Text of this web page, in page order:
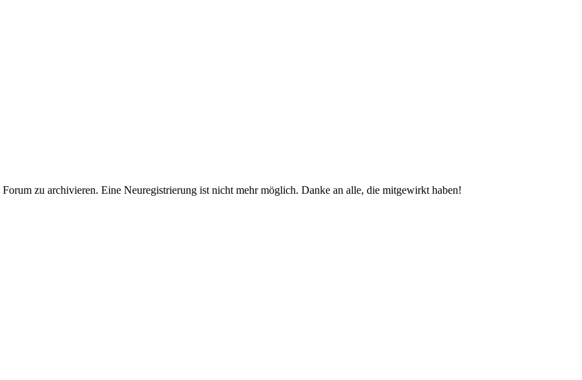
zu archivieren. Eine Neuregistrierung ist nicht mehr möglich. Danke an alle, die mitgewirkt haben!